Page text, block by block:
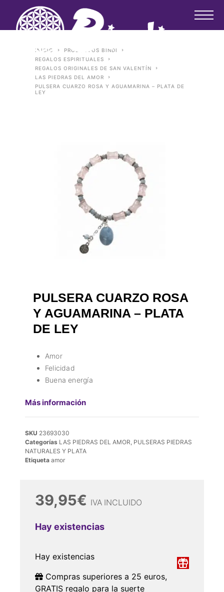
INICIO
PRODUCTOS BINDI
REGALOS ESPIRITUALES
REGALOS ORIGINALES DE SAN VALENTÍN
LAS PIEDRAS DEL AMOR
PULSERA CUARZO ROSA Y AGUAMARINA – PLATA DE
LEY
PULSERA CUARZO ROSA
Y AGUAMARINA – PLATA
DE LEY
Amor
Felicidad
Buena energía
Más información
SKU 23693030
Categorías LAS PIEDRAS DEL AMOR, PULSERAS PIEDRAS
NATURALES Y PLATA
Etiqueta amor
39,95€ IVA INCLUIDO
Hay existencias
Hay existencias
Compras superiores a 25 euros,
GRATIS regalo para la suerte